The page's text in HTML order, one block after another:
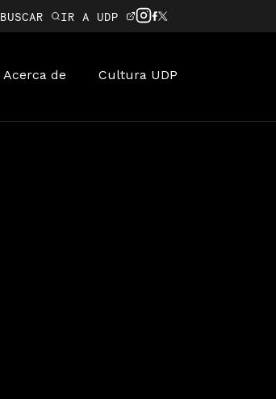
BUSCAR IR A UDP
Acerca de Cultura UDP